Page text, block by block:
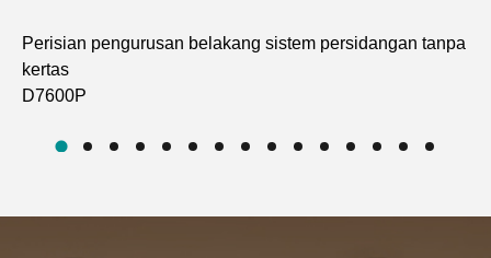
Perisian pengurusan belakang sistem persidangan tanpa
kertas
D7600P